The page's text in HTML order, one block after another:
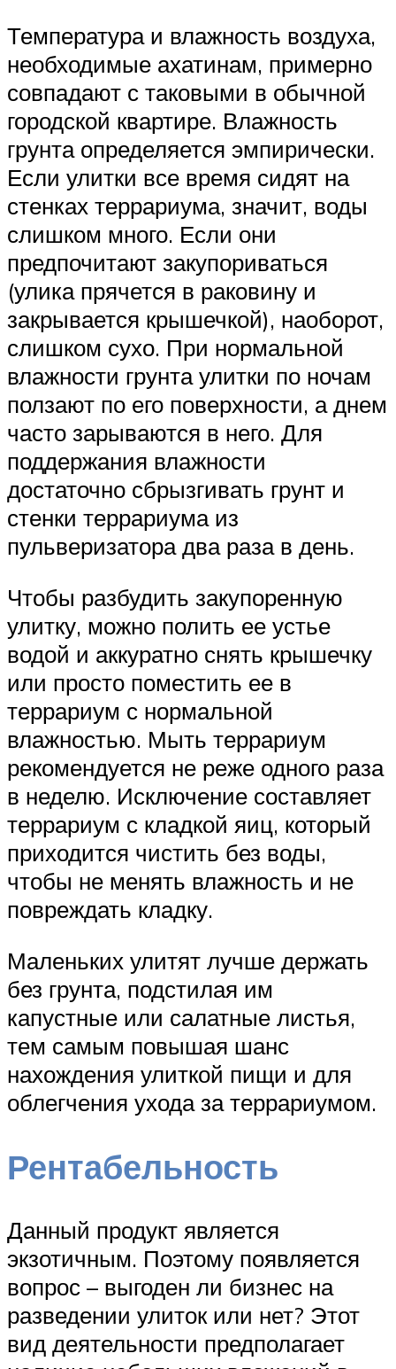
Температура и влажность воздуха,
необходимые ахатинам, примерно
совпадают с таковыми в обычной
городской квартире. Влажность
грунта определяется эмпирически.
Если улитки все время сидят на
стенках террариума, значит, воды
слишком много. Если они
предпочитают закупориваться
(улика прячется в раковину и
закрывается крышечкой), наоборот,
слишком сухо. При нормальной
влажности грунта улитки по ночам
ползают по его поверхности, а днем
часто зарываются в него. Для
поддержания влажности
достаточно сбрызгивать грунт и
стенки террариума из
пульверизатора два раза в день.
Чтобы разбудить закупоренную
улитку, можно полить ее устье
водой и аккуратно снять крышечку
или просто поместить ее в
террариум с нормальной
влажностью. Мыть террариум
рекомендуется не реже одного раза
в неделю. Исключение составляет
террариум с кладкой яиц, который
приходится чистить без воды,
чтобы не менять влажность и не
повреждать кладку.
Маленьких улитят лучше держать
без грунта, подстилая им
капустные или салатные листья,
тем самым повышая шанс
нахождения улиткой пищи и для
облегчения ухода за террариумом.
Рентабельность
Данный продукт является
экзотичным. Поэтому появляется
вопрос – выгоден ли бизнес на
разведении улиток или нет? Этот
вид деятельности предполагает